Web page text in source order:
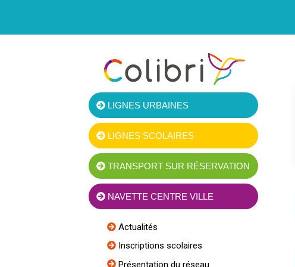
LIGNES URBAINES
LIGNES SCOLAIRES
TRANSPORT SUR RÉSERVATION
NAVETTE CENTRE VILLE
Actualités
Inscriptions scolaires
Présentation du réseau